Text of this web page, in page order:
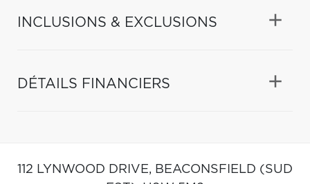
INCLUSIONS & EXCLUSIONS
DÉTAILS FINANCIERS
112 LYNWOOD DRIVE, BEACONSFIELD (SUD